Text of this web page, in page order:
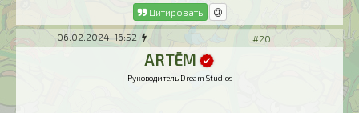
Цитировать
06.02.2024, 16:52 #20
ARTЁM
Руководитель Dream Studios